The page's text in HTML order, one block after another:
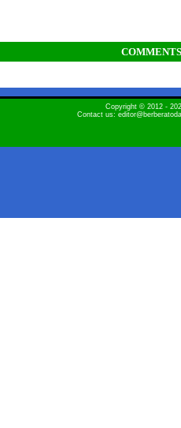
COMMENTS
Copyright © 2012 -
Contact us: